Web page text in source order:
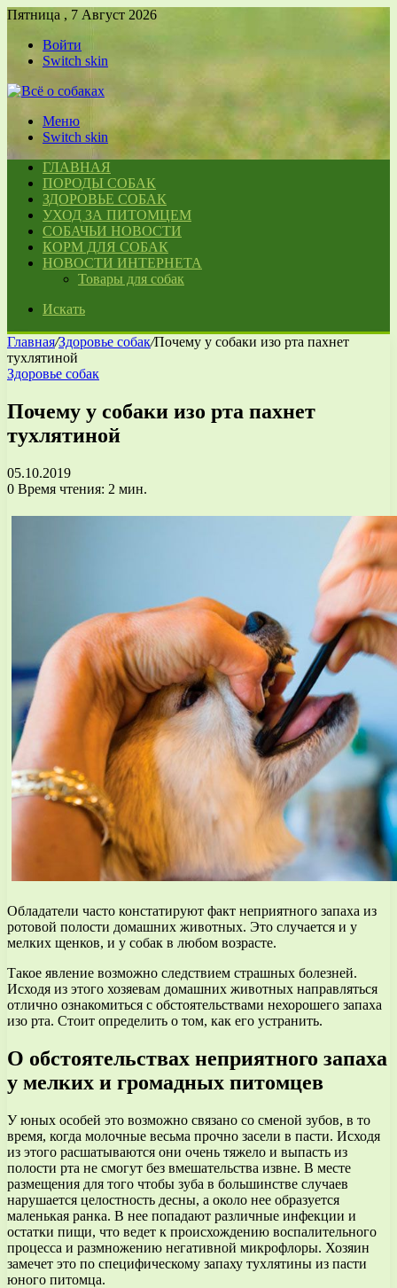
Пятница , 7 Август 2026
Войти
Switch skin
Меню
Switch skin
ГЛАВНАЯ
ПОРОДЫ СОБАК
ЗДОРОВЬЕ СОБАК
УХОД ЗА ПИТОМЦЕМ
СОБАЧЬИ НОВОСТИ
КОРМ ДЛЯ СОБАК
НОВОСТИ ИНТЕРНЕТА
Товары для собак
Искать
Главная/Здоровье собак/Почему у собаки изо рта пахнет
тухлятиной
Здоровье собак
Почему у собаки изо рта пахнет
тухлятиной
05.10.2019
0 Время чтения: 2 мин.
Обладатели часто констатируют факт неприятного запаха из
ротовой полости домашних животных. Это случается и у
мелких щенков, и у собак в любом возрасте.
Такое явление возможно следствием страшных болезней.
Исходя из этого хозяевам домашних животных направляться
отлично ознакомиться с обстоятельствами нехорошего запаха
изо рта. Стоит определить о том, как его устранить.
О обстоятельствах неприятного запаха
у мелких и громадных питомцев
У юных особей это возможно связано со сменой зубов, в то
время, когда молочные весьма прочно засели в пасти. Исходя
из этого расшатываются они очень тяжело и выпасть из
полости рта не смогут без вмешательства извне. В месте
размещения для того чтобы зуба в большинстве случаев
нарушается целостность десны, а около нее образуется
маленькая ранка. В нее попадают различные инфекции и
остатки пищи, что ведет к происхождению воспалительного
процесса и размножению негативной микрофлоры. Хозяин
замечет это по специфическому запаху тухлятины из пасти
юного питомца.